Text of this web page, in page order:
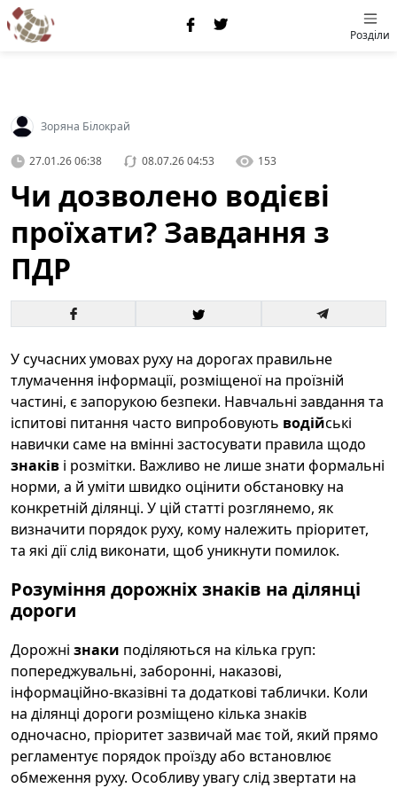
Розділи
Зоряна Білокрай
27.01.26 06:38 08.07.26 04:53 153
Чи дозволено водієві
проїхати? Завдання з
ПДР
У сучасних умовах руху на дорогах правильне
тлумачення інформації, розміщеної на проїзній
частині, є запорукою безпеки. Навчальні завдання та
іспитові питання часто випробовують водійські
навички саме на вмінні застосувати правила щодо
знаків і розмітки. Важливо не лише знати формальні
норми, а й уміти швидко оцінити обстановку на
конкретній ділянці. У цій статті розглянемо, як
визначити порядок руху, кому належить пріоритет,
та які дії слід виконати, щоб уникнути помилок.
Розуміння дорожніх знаків на ділянці
дороги
Дорожні знаки поділяються на кілька груп:
попереджувальні, заборонні, наказові,
інформаційно-вказівні та додаткові таблички. Коли
на ділянці дороги розміщено кілька знаків
одночасно, пріоритет зазвичай має той, який прямо
регламентує порядок проїзду або встановлює
обмеження руху. Особливу увагу слід звертати на